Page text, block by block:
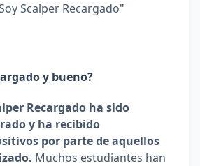
Scalper Recargado"
y bueno?
Recargado ha sido
y ha recibido
por parte de aquellos
Muchos estudiantes han